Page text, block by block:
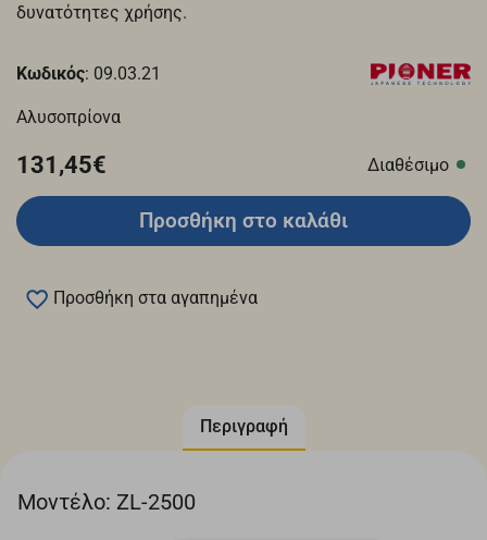
δυνατότητες χρήσης.
Κωδικός: 09.03.21
Αλυσοπρίονα
131,45€ Διαθέσιμο
Προσθήκη στο καλάθι
Προσθήκη στα αγαπημένα
Περιγραφή
Μοντέλο: ZL-2500